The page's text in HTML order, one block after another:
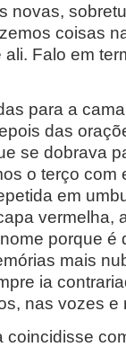
novas,
coisas
Falo em
para a
das
se dobrava
o terço com
em
vermelha,
porque é
mais
ia
nas vozes
coincidisse